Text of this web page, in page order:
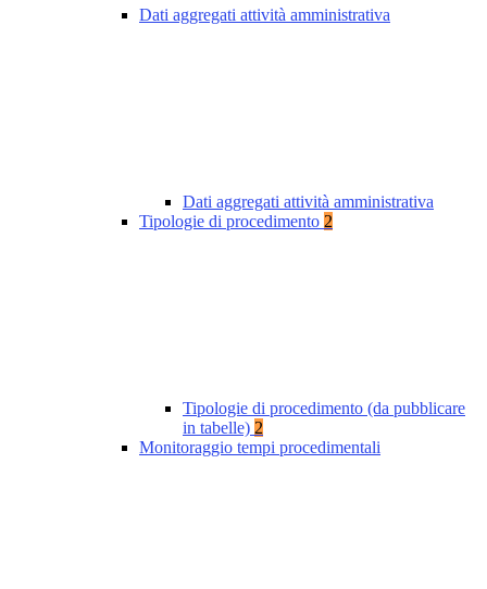
Dati aggregati attività amministrativa
Dati aggregati attività amministrativa
Tipologie di procedimento 2
Tipologie di procedimento (da pubblicare
in tabelle) 2
Monitoraggio tempi procedimentali